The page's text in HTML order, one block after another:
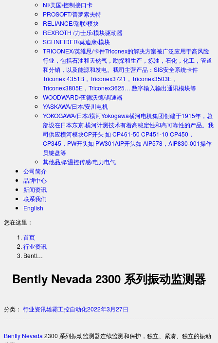
NI/美国/控制接口卡
PROSOFT/普罗索夫特
RELIANCE/瑞联/模块
REXROTH /力士乐/模块驱动器
SCHNEIDER/莫迪康/模块
TRICONEX/英维思/卡件Triconex的解决方案被广泛应用于高风险
行业，包括石油和天然气，勘探和生产，炼油，石化，化工，管道
和分销，以及能源和发电。我司主营产品：SIS安全系统卡件
Triconex 4351B，Triconex3721，Triconex3503E，
Triconex3805E，Triconex3625….数字输入输出通讯模块等
WOODWARD/伍德沃德/调速器
YASKAWA/日本/安川电机
YOKOGAWA/日本/横河Yokogawa横河电机集团创建于1915年，总
部设在日本东京.横河计测技术有着高稳定性和高可靠性的产品。我
司供应横河模块CP开头 如 CP461-50 CP451-10 CP450，
CP345，PW开头如 PW301AIP开头如 AIP578，AIP830-001操作
员键盘等
其他品牌/温控传感/电力电气
公司简介
品牌中心
新闻资讯
联系我们
English
您在这里：
首页
行业资讯
Bentl…
Bently Nevada 2300 系列振动监测器
分类： 行业资讯雄霸工控自动化2022年3月27日
Bently Nevada 2300 系列振动监测器连续监测和保护，独立、紧凑、独立的振动